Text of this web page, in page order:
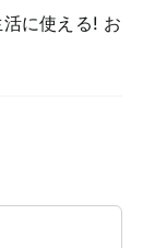
に使える! お